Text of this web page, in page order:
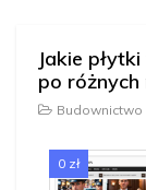
Jakie
po
Budownictwo
0 zł